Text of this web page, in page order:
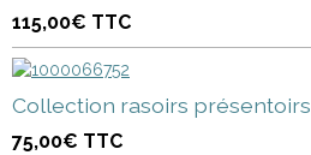
115,00€ TTC
Collection rasoirs présentoirs
75,00€ TTC